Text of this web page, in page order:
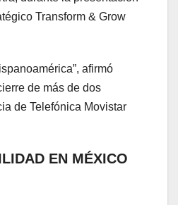
Transform & Grow
afirmó
de más de dos
de Telefónica Movistar
EN MÉXICO